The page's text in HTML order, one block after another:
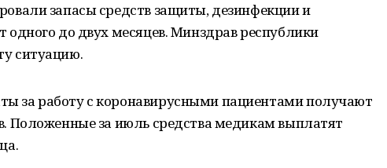
запасы средств защиты, дезинфекции и
одного до двух месяцев. Минздрав республики
ситуацию.
за работу с коронавирусными пациентами получают
Положенные за июль средства медикам выплатят